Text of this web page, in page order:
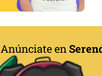
Anúnciate en